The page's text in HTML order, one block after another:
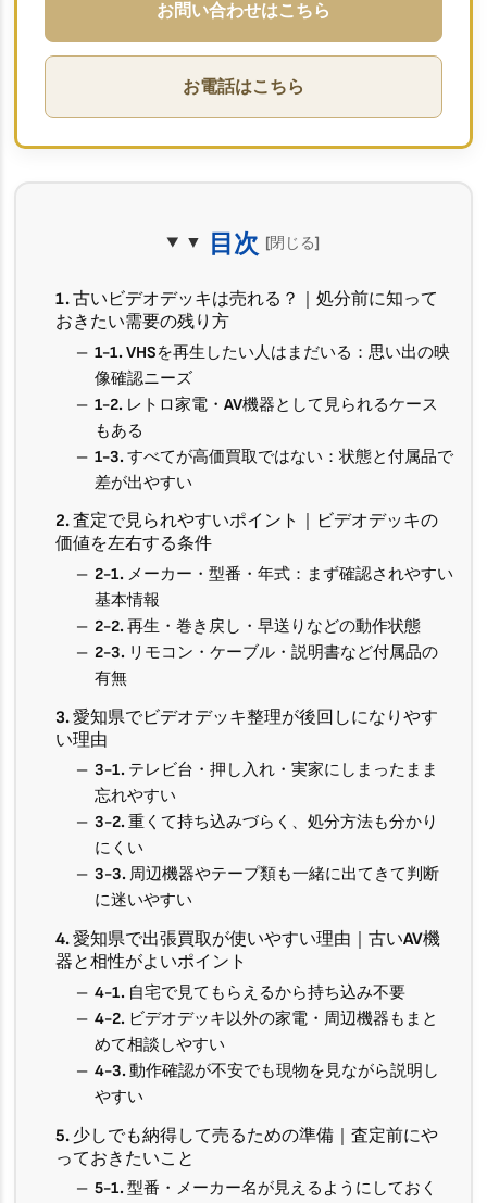
お問い合わせはこちら
お電話はこちら
目次
1. 古いビデオデッキは売れる？｜処分前に知って
おきたい需要の残り方
1-1. VHSを再生したい人はまだいる：思い出の映
像確認ニーズ
1-2. レトロ家電・AV機器として見られるケース
もある
1-3. すべてが高価買取ではない：状態と付属品で
差が出やすい
2. 査定で見られやすいポイント｜ビデオデッキの
価値を左右する条件
2-1. メーカー・型番・年式：まず確認されやすい
基本情報
2-2. 再生・巻き戻し・早送りなどの動作状態
2-3. リモコン・ケーブル・説明書など付属品の
有無
3. 愛知県でビデオデッキ整理が後回しになりやす
い理由
3-1. テレビ台・押し入れ・実家にしまったまま
忘れやすい
3-2. 重くて持ち込みづらく、処分方法も分かり
にくい
3-3. 周辺機器やテープ類も一緒に出てきて判断
に迷いやすい
4. 愛知県で出張買取が使いやすい理由｜古いAV機
器と相性がよいポイント
4-1. 自宅で見てもらえるから持ち込み不要
4-2. ビデオデッキ以外の家電・周辺機器もまと
めて相談しやすい
4-3. 動作確認が不安でも現物を見ながら説明し
やすい
5. 少しでも納得して売るための準備｜査定前にや
っておきたいこと
5-1. 型番・メーカー名が見えるようにしておく